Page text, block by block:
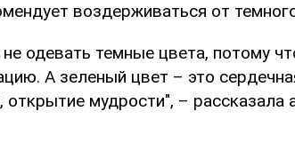
воздерживаться от
одевать темные цвета, потому
А зеленый цвет – это
открытие мудрости", – рассказала